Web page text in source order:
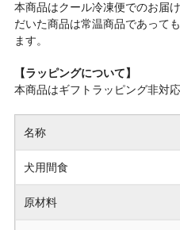
本商品はクール冷凍便でのお届
だいた商品は常温商品であって
ます。
【ラッピングについて】
本商品はギフトラッピング非対応
名称
犬用間食
原材料